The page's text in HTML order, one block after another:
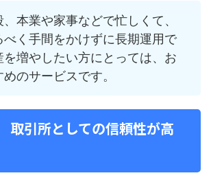
、本業や家事などで忙しくて、
べく手間をかけずに長期運用で
を増やしたい方にとっては、お
めのサービスです。
引所としての信頼性が高